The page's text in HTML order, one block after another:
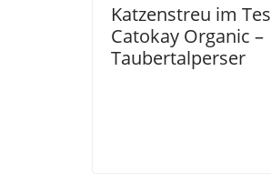
Katzenstreu im
Catokay Organic –
Taubertalperser